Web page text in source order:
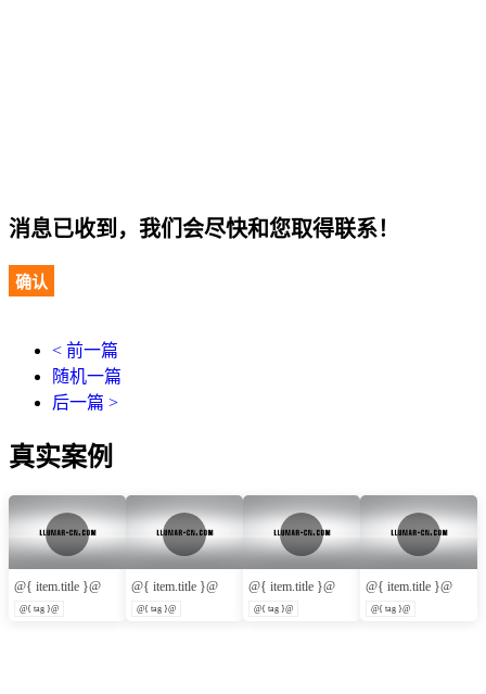
消息已收到，我们会尽快和您取得联系！
确认
< 前一篇
随机一篇
后一篇 >
真实案例
@{ item.title }@
@{ tag }@
@{ item.title }@
@{ tag }@
@{ item.title }@
@{ tag }@
@{ item.title }@
@{ tag }@